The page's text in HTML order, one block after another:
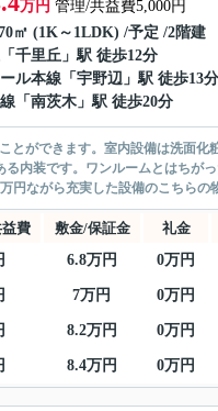
万円 管理/共益費5,000円
㎡ (1K～1LDK) /予定 /2階建
「 千里丘 」駅 徒歩12分
ル本線 「 宇野辺 」駅 徒歩13分
「 南茨木 」駅 徒歩20分
とができます。室内設備は洗面
内装です。ワンルームとはちが
円ながら充実した設備のこちら
費 敷金/保証金 礼金
6.8万円 0万円
7万円 0万円
8.2万円 0万円
8.4万円 0万円